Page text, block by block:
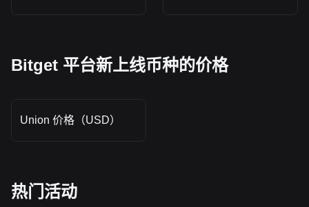
Bitget 平台新上线币种的价格
Union 价格（USD）
热门活动